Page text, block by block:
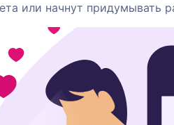
или начнут придумывать